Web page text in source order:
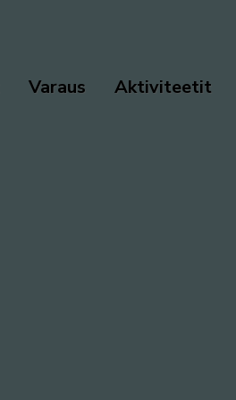
Varaus Aktiviteetit